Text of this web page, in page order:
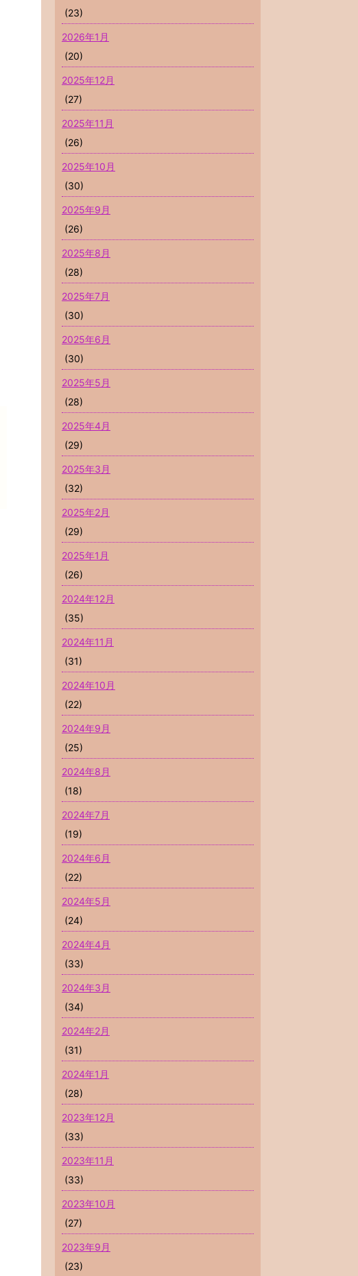
(23)
2026年1月
(20)
2025年12月
(27)
2025年11月
(26)
2025年10月
(30)
2025年9月
(26)
2025年8月
(28)
2025年7月
(30)
2025年6月
(30)
2025年5月
(28)
2025年4月
(29)
2025年3月
(32)
2025年2月
(29)
2025年1月
(26)
2024年12月
(35)
2024年11月
(31)
2024年10月
(22)
2024年9月
(25)
2024年8月
(18)
2024年7月
(19)
2024年6月
(22)
2024年5月
(24)
2024年4月
(33)
2024年3月
(34)
2024年2月
(31)
2024年1月
(28)
2023年12月
(33)
2023年11月
(33)
2023年10月
(27)
2023年9月
(23)